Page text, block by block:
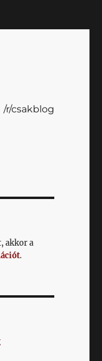
/r/csakblog
akkor a
.